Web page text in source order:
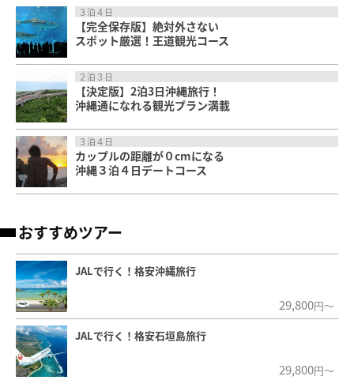
３泊４日
【完全保存版】絶対外さない
スポット厳選！王道観光コース
２泊３日
【決定版】2泊3日沖縄旅行！
沖縄通になれる観光プラン満載
３泊４日
カップルの距離が０cmになる
沖縄３泊４日デートコース
おすすめツアー
JALで行く！格安沖縄旅行
29,800円～
JALで行く！格安石垣島旅行
29,800円～